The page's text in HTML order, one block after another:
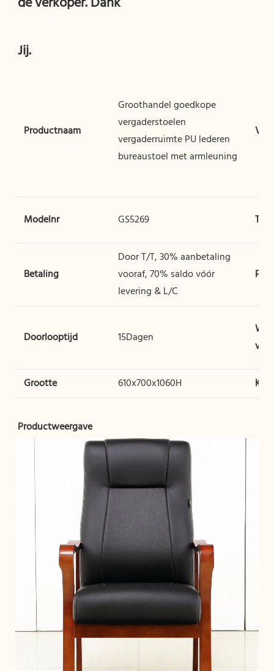
Productnaam
Groothandel goedkope
vergaderstoelen
vergaderruimte PU lederen
bureaustoel met armleuning
Modelnr GS5269
Betaling
Door T/T, 30% aanbetaling
vooraf, 70% saldo vóór
levering & L/C
Doorlooptijd 15Dagen
Grootte 610x700x1060H